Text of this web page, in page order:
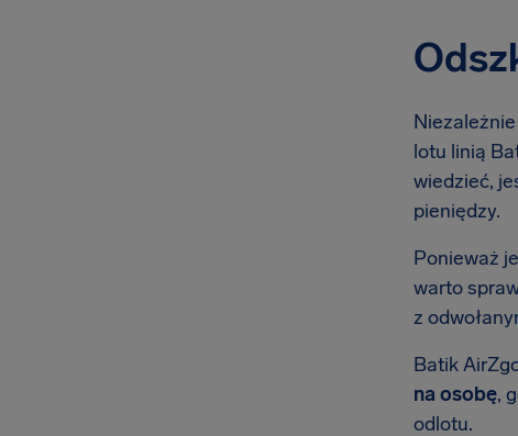
lotu linią
wiedzieć,
pieniędzy.
Ponieważ
warto
z
Batik
na osobę,
odlotu.